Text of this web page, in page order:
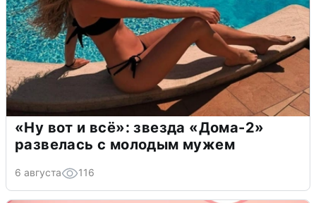
«Ну вот и всё»: звезда «Дома-2»
развелась с молодым мужем
6 августа 116